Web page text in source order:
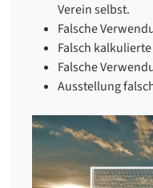
Verein selbst.
Falsche
Falsch
Falsche
Ausstellung